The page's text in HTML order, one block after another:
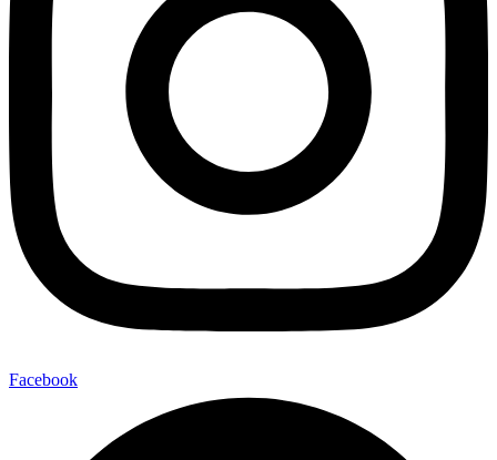
Facebook